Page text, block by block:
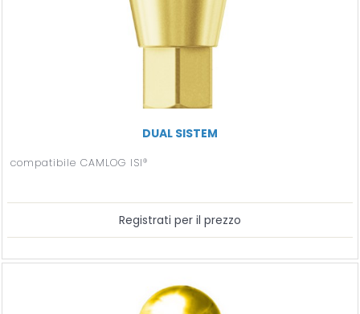
DUAL SISTEM
compatibile CAMLOG ISI®
Registrati per il prezzo